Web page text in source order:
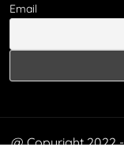
Email
@ Copyright 2022